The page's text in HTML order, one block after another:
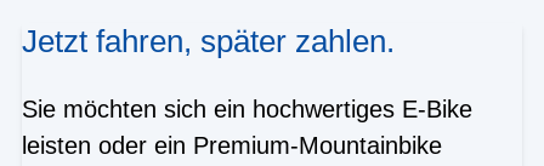
Jetzt fahren, später zahlen.
Sie möchten sich ein hochwertiges E-Bike
leisten oder ein Premium-Mountainbike